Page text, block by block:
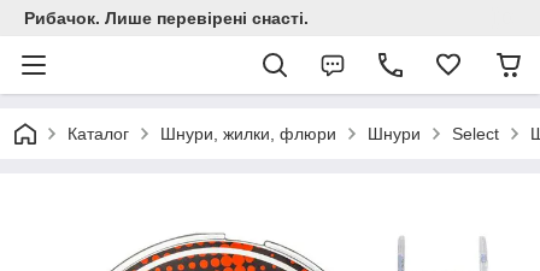
Рибачок. Лише перевірені снасті.
Каталог Шнури, жилки, флюри Шнури Select